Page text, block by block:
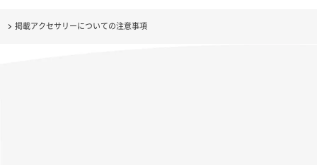
掲載アクセサリーについての注意事項